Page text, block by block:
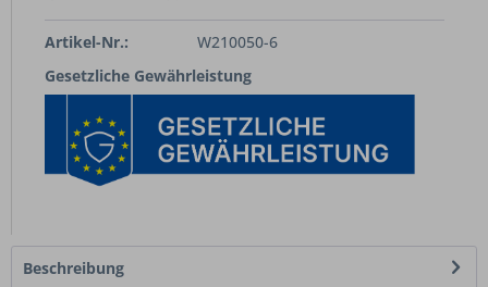
Artikel-Nr.:
W210050-6
Gesetzliche Gewährleistung
Beschreibung